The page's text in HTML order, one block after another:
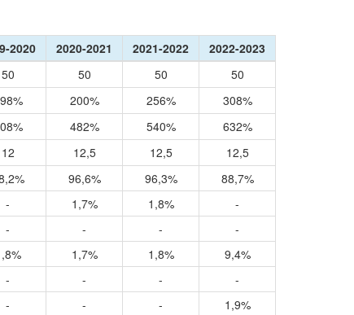
2020 2020-2021 2021-2022 2022-2023
50 50 50
50
200% 256%
308%
482% 540%
632%
12 12,5 12,5 12,5
96,6% 96,3%
88,7%
- 1,7% 1,8%
-
- - -
-
1,7% 1,8%
9,4%
- - -
-
- - - 1,9%